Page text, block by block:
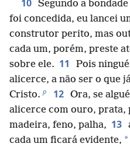
10 Segundo a
foi concedida, eu lancei
construtor perito, mas
cada um, porém, preste
sobre ele. 11
Pois
alicerce, a não ser o que
Cristo. p 12 Ora, se
alicerce com ouro, prata,
madeira, feno, palha, 13
cada um ficará evidente, *